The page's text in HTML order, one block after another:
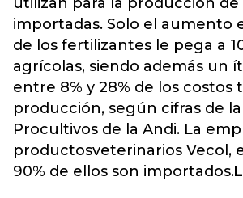
importadas. Solo el aumento
de los fertilizantes le pega a
agrícolas, siendo además un
entre 8% y 28% de los costos
producción, según cifras de la
Procultivos de la Andi. La
productosveterinarios Vecol,
90% de ellos son importados.